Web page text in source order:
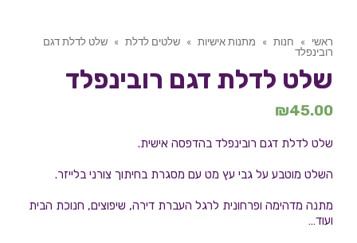
ראשי » חנות » מתנות אישיות » שלטים לדלת » שלט לדלת דגם
רובינפלד
שלט לדלת דגם רובינפלד
₪45.00
שלט לדלת דגם רובינפלד בהדפסה אישית.
השלט מוטבע על גבי עץ מט עם מסגרת בחיתוך צורני בלייזר.
מתנה מדהימה ופרחונית לרגל העברת דירה, שיפוצים, חנוכת הבית
ועוד…